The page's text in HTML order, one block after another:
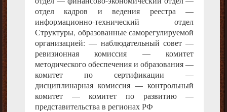
отдел кадров и ведения реестра —
информационно-технический отдел
Структуры, образованные саморегулируемой
организацией: — наблюдательный совет —
ревизионная комиссия — комитет
методического обеспечения и образования —
комитет по сертификации —
дисциплинарная комиссия — контрольный
комитет — комитет по развитию —
представительства в регионах РФ